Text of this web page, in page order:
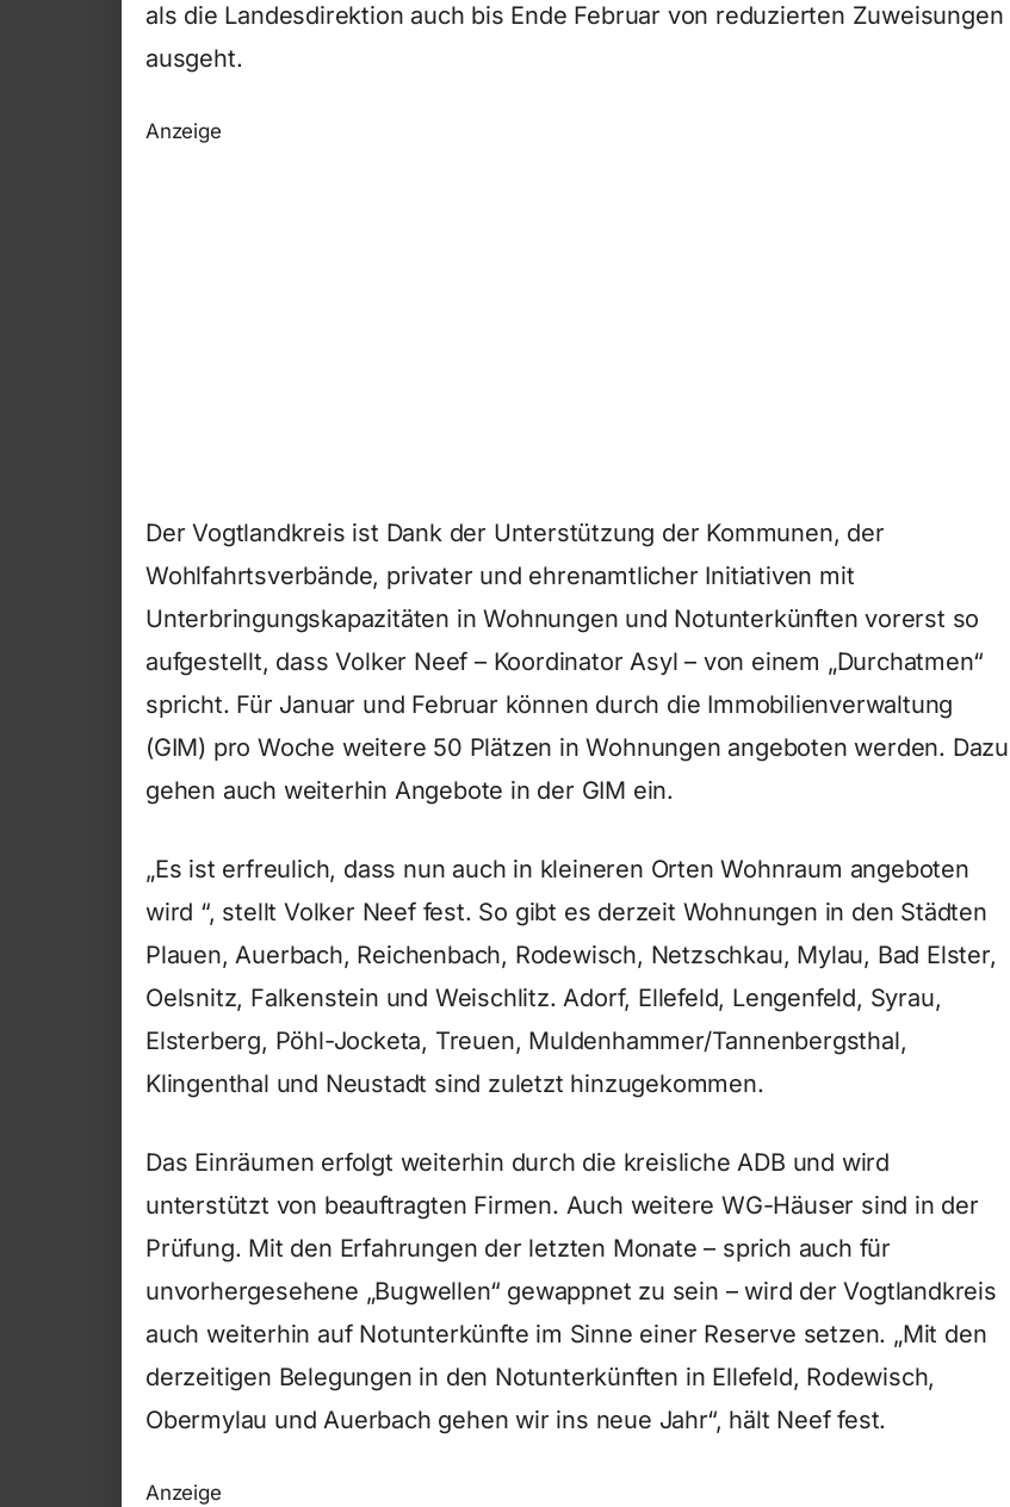
als die Landesdirektion auch bis Ende Februar von reduzierten Zuweisungen
ausgeht.
Anzeige
Der Vogtlandkreis ist Dank der Unterstützung der Kommunen, der
Wohlfahrtsverbände, privater und ehrenamtlicher Initiativen mit
Unterbringungskapazitäten in Wohnungen und Notunterkünften vorerst so
aufgestellt, dass Volker Neef – Koordinator Asyl – von einem „Durchatmen“
spricht. Für Januar und Februar können durch die Immobilienverwaltung
(GIM) pro Woche weitere 50 Plätzen in Wohnungen angeboten werden. Dazu
gehen auch weiterhin Angebote in der GIM ein.
„Es ist erfreulich, dass nun auch in kleineren Orten Wohnraum angeboten
wird “, stellt Volker Neef fest. So gibt es derzeit Wohnungen in den Städten
Plauen, Auerbach, Reichenbach, Rodewisch, Netzschkau, Mylau, Bad Elster,
Oelsnitz, Falkenstein und Weischlitz. Adorf, Ellefeld, Lengenfeld, Syrau,
Elsterberg, Pöhl-Jocketa, Treuen, Muldenhammer/Tannenbergsthal,
Klingenthal und Neustadt sind zuletzt hinzugekommen.
Das Einräumen erfolgt weiterhin durch die kreisliche ADB und wird
unterstützt von beauftragten Firmen. Auch weitere WG-Häuser sind in der
Prüfung. Mit den Erfahrungen der letzten Monate – sprich auch für
unvorhergesehene „Bugwellen“ gewappnet zu sein – wird der Vogtlandkreis
auch weiterhin auf Notunterkünfte im Sinne einer Reserve setzen. „Mit den
derzeitigen Belegungen in den Notunterkünften in Ellefeld, Rodewisch,
Obermylau und Auerbach gehen wir ins neue Jahr“, hält Neef fest.
Anzeige